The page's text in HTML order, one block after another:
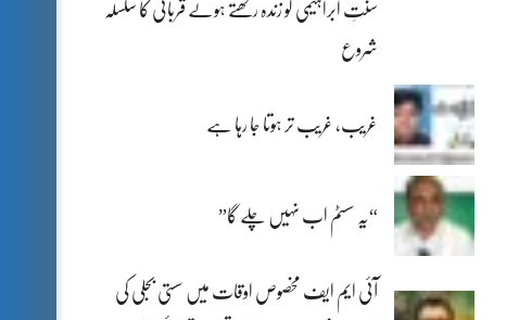
سنتِ ابراہیمی کو زندہ رکھتے ہوئے قربانی کا سلسلہ
شروع
غریب، غریب تر ہوتا جا رہا ہے
“یہ سسٹم اب نہیں چلے گا”
آئی ایم ایف مخصوص اوقات میں سستی بجلی کی